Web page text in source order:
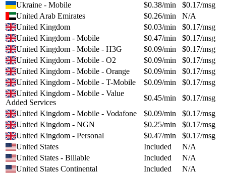
Ukraine - Mobile
$0.38/min $0.17/msg
United Arab Emirates
$0.26/min
N/A
United Kingdom
$0.03/min $0.17/msg
United Kingdom - Mobile
$0.47/min $0.17/msg
United Kingdom - Mobile - H3G
$0.09/min $0.17/msg
United Kingdom - Mobile - O2
$0.09/min $0.17/msg
United Kingdom - Mobile - Orange
$0.09/min $0.17/msg
United Kingdom - Mobile - T-Mobile
$0.09/min $0.17/msg
United Kingdom - Mobile - Value
Added Services
$0.45/min $0.17/msg
United Kingdom - Mobile - Vodafone
$0.09/min $0.17/msg
United Kingdom - NGN
$0.25/min $0.17/msg
United Kingdom - Personal
$0.47/min $0.17/msg
United States
Included
N/A
United States - Billable
Included
N/A
United States Continental
Included
N/A